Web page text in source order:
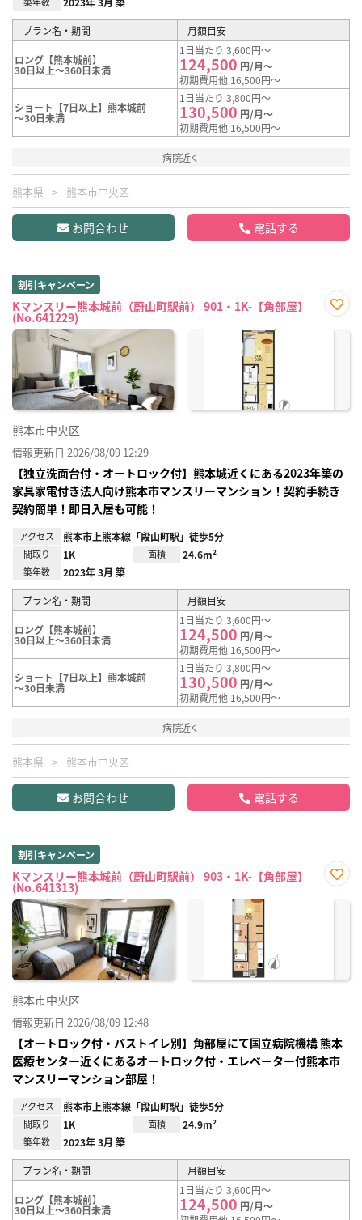
プラン名・期間 月額目安
ロング【熊本城前】
30日以上～360日未満
1日当たり 3,600円～
124,500 円/月～
初期費用他 16,500円～
ショート【7日以上】熊本城前
～30日未満
1日当たり 3,800円～
130,500 円/月～
初期費用他 16,500円～
病院近く
熊本県 熊本市中央区
お問合わせ 電話する
割引キャンペーン
Kマンスリー熊本城前（蔚山町駅前） 901・1K-【角部屋】
(No.641229)
に入
熊本市中央区
情報更新日 2026/08/09 12:29
【独立洗面台付・オートロック付】熊本城近くにある2023年築の
家具家電付き法人向け熊本市マンスリーマンション！契約手続き
契約簡単！即日入居も可能！
アクセス 熊本市上熊本線「段山町駅」徒歩5分
間取り 1K 面積 24.6m²
築年数 2023年 3月 築
プラン名・期間 月額目安
ロング【熊本城前】
30日以上～360日未満
1日当たり 3,600円～
124,500 円/月～
初期費用他 16,500円～
ショート【7日以上】熊本城前
～30日未満
1日当たり 3,800円～
130,500 円/月～
初期費用他 16,500円～
病院近く
熊本県 熊本市中央区
お問合わせ 電話する
割引キャンペーン
Kマンスリー熊本城前（蔚山町駅前） 903・1K-【角部屋】
(No.641313)
に入
熊本市中央区
情報更新日 2026/08/09 12:48
【オートロック付・バストイレ別】角部屋にて国立病院機構 熊本
医療センター近くにあるオートロック付・エレベーター付熊本市
マンスリーマンション部屋！
アクセス 熊本市上熊本線「段山町駅」徒歩5分
間取り 1K 面積 24.9m²
築年数 2023年 3月 築
プラン名・期間 月額目安
ロング【熊本城前】
30日以上～360日未満
1日当たり 3,600円～
124,500 円/月～